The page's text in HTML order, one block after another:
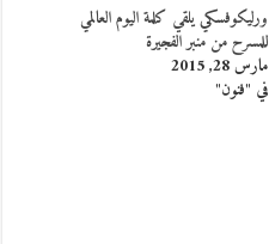
ورليكوفسكي يلقي كلمة اليوم العالمي
للمسرح من منبر الفجيرة
مارس 28, 2015
في "فنون"